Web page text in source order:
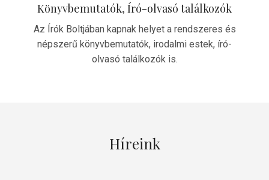
Könyvbemutatók, Író-olvasó találkozók
Az Írók Boltjában kapnak helyet a rendszeres és
népszerű könyvbemutatók, irodalmi estek, író-
olvasó találkozók is.
Híreink